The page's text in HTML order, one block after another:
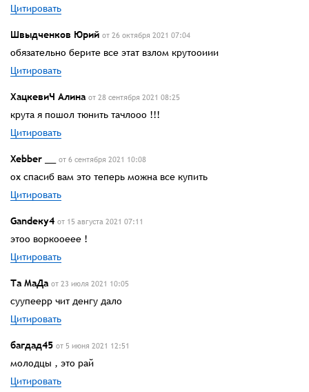
Цитировать
Швыдченков Юрий от 26 октября 2021 07:04
обязательно берите все этат взлом крутооиии
Цитировать
ХацкевиЧ Алина от 28 сентября 2021 08:25
крута я пошол тюнить тачлооо !!!
Цитировать
Xebber __ от 6 сентября 2021 10:08
ох спасиб вам это теперь можна все купить
Цитировать
Gandeку4 от 15 августа 2021 07:11
этоо воркооеее !
Цитировать
Та МаДа от 23 июля 2021 10:05
суупеерр чит денгу дало
Цитировать
багдад45 от 5 июня 2021 12:51
молодцы , это рай
Цитировать